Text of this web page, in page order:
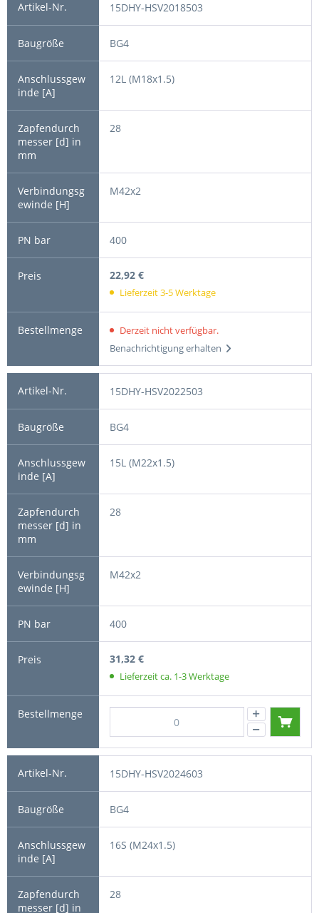
15DHY-HSV2018503
BG4
12L (M18x1.5)
28
M42x2
400
22,92 €
Lieferzeit 3-5 Werktage
Derzeit nicht verfügbar.
Benachrichtigung erhalten
15DHY-HSV2022503
BG4
15L (M22x1.5)
28
M42x2
400
31,32 €
Lieferzeit ca. 1-3 Werktage
15DHY-HSV2024603
BG4
16S (M24x1.5)
28